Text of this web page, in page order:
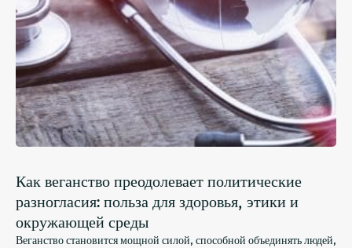
Как веганство преодолевает политические
разногласия: польза для здоровья, этики и
окружающей среды
Веганство становится мощной силой, способной объединять людей,